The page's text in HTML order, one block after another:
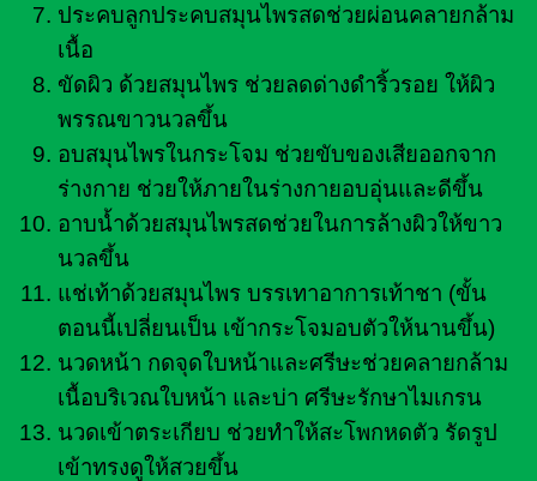
ประคบลูกประคบสมุนไพรสดช่วยผ่อนคลายกล้าม
เนื้อ
ขัดผิว ด้วยสมุนไพร ช่วยลดด่างดำริ้วรอย ให้ผิว
พรรณขาวนวลขึ้น
อบสมุนไพรในกระโจม ช่วยขับของเสียออกจาก
ร่างกาย ช่วยให้ภายในร่างกายอบอุ่นและดีขึ้น
อาบน้ำด้วยสมุนไพรสดช่วยในการล้างผิวให้ขาว
นวลขึ้น
แช่เท้าด้วยสมุนไพร บรรเทาอาการเท้าชา (ขั้น
ตอนนี้เปลี่ยนเป็น เข้ากระโจมอบตัวให้นานขึ้น)
นวดหน้า กดจุดใบหน้าและศรีษะช่วยคลายกล้าม
เนื้อบริเวณใบหน้า และบ่า ศรีษะรักษาไมเกรน
นวดเข้าตระเกียบ ช่วยทำให้สะโพกหดตัว รัดรูป
เข้าทรงดูให้สวยขึ้น